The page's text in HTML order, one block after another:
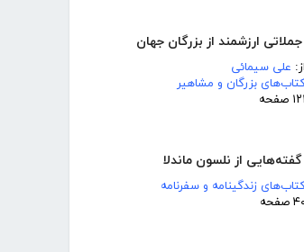
ارزشمند از بزرگان جهان
از: علی سیمائی
بزرگان و مشاهیر
۱۲۱ صفحه
از نلسون ماندلا
زندگینامه و سفرنامه
صفحه